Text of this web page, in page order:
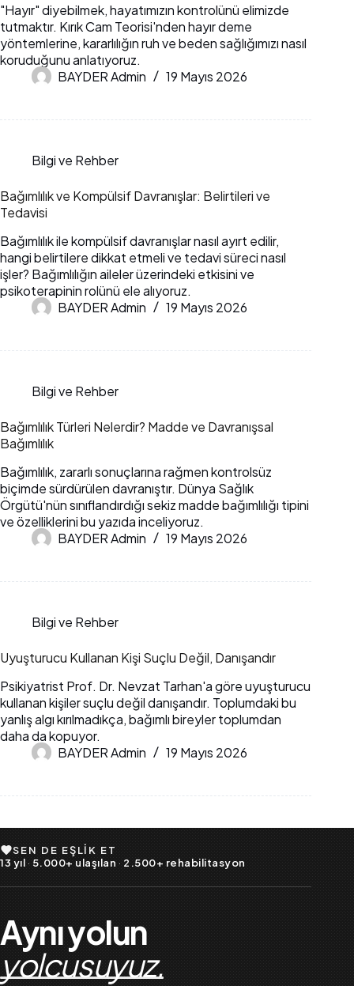
"Hayır" diyebilmek, hayatımızın kontrolünü elimizde
tutmaktır. Kırık Cam Teorisi'nden hayır deme
yöntemlerine, kararlılığın ruh ve beden sağlığımızı nasıl
koruduğunu anlatıyoruz.
BAYDER Admin
19 Mayıs 2026
Bilgi ve Rehber
Bağımlılık ve Kompülsif Davranışlar: Belirtileri ve
Tedavisi
Bağımlılık ile kompülsif davranışlar nasıl ayırt edilir,
hangi belirtilere dikkat etmeli ve tedavi süreci nasıl
işler? Bağımlılığın aileler üzerindeki etkisini ve
psikoterapinin rolünü ele alıyoruz.
BAYDER Admin
19 Mayıs 2026
Bilgi ve Rehber
Bağımlılık Türleri Nelerdir? Madde ve Davranışsal
Bağımlılık
Bağımlılık, zararlı sonuçlarına rağmen kontrolsüz
biçimde sürdürülen davranıştır. Dünya Sağlık
Örgütü'nün sınıflandırdığı sekiz madde bağımlılığı tipini
ve özelliklerini bu yazıda inceliyoruz.
BAYDER Admin
19 Mayıs 2026
Bilgi ve Rehber
Uyuşturucu Kullanan Kişi Suçlu Değil, Danışandır
Psikiyatrist Prof. Dr. Nevzat Tarhan'a göre uyuşturucu
kullanan kişiler suçlu değil danışandır. Toplumdaki bu
yanlış algı kırılmadıkça, bağımlı bireyler toplumdan
daha da kopuyor.
BAYDER Admin
19 Mayıs 2026
SEN DE EŞLIK ET
13 yıl· 5.000+ ulaşılan · 2.500+ rehabilitasyon
Aynı yolun
yolcusuyuz.